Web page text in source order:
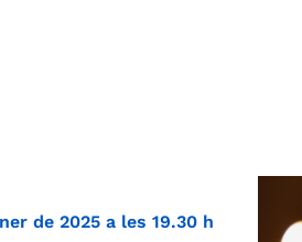
de 2025 a les 19.30 h